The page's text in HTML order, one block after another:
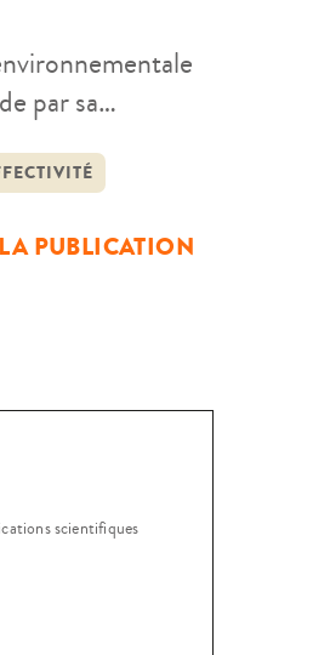
par sa
l’autonomie
PUBLICATION
scientifiques